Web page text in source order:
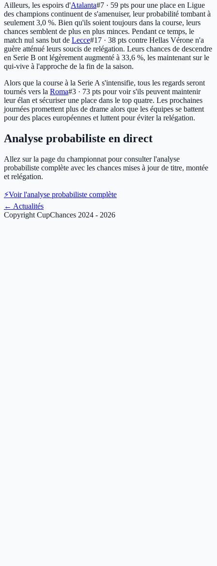
Ailleurs, les espoirs d'Atalanta#7 · 59 pts pour une place en Ligue
des champions continuent de s'amenuiser, leur probabilité tombant à
seulement 3,0 %. Bien qu'ils soient toujours dans la course, leurs
chances semblent de plus en plus minces. Pendant ce temps, le
match nul sans but de Lecce#17 · 38 pts contre Hellas Vérone n'a
guère atténué leurs soucis de relégation. Leurs chances de descendre
en Serie B ont légèrement augmenté à 33,6 %, les maintenant sur le
qui-vive à l'approche de la fin de la saison.
Alors que la course à la Serie A s'intensifie, tous les regards seront
tournés vers la Roma#3 · 73 pts pour voir s'ils peuvent maintenir
leur élan et sécuriser une place dans le top quatre. Les prochaines
journées promettent plus de drame alors que les équipes se battent
pour des places européennes et luttent pour éviter la relégation.
Analyse probabiliste en direct
Allez sur la page du championnat pour consulter l'analyse
probabiliste complète avec les chances mises à jour de titre, montée
et relégation.
⚡Voir l'analyse probabiliste complète
← Actualités
Copyright CupChances 2024 - 2026